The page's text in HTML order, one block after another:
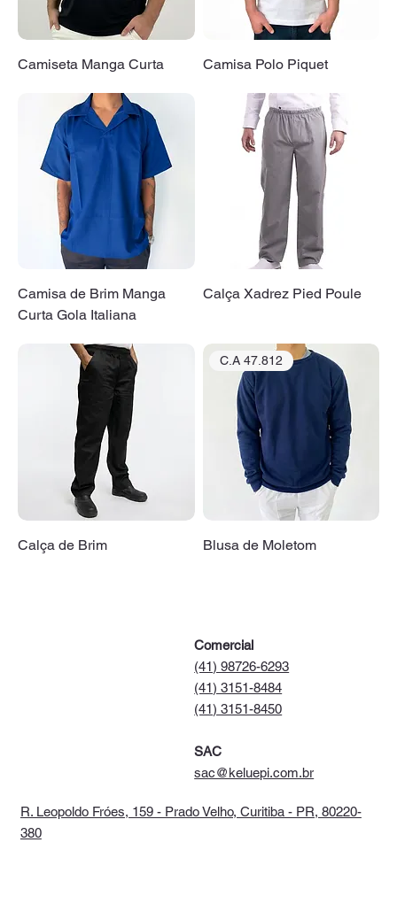
Camiseta Manga Curta Camisa Polo Piquet
Camisa de Brim Manga
Curta Gola Italiana
Calça Xadrez Pied Poule
Calça de Brim
C.A 47.812
Blusa de Moletom
Comercial
(41) 98726-6293
(41) 3151-8484
(41) 3151-8450
SAC
sac@keluepi.com.br
R. Leopoldo Fróes, 159 - Prado Velho, Curitiba - PR, 80220-
380